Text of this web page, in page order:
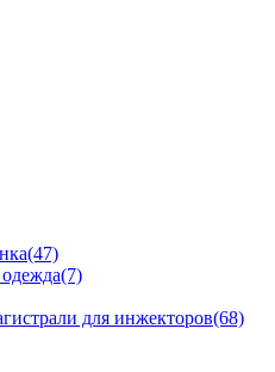
(47)
(7)
для инжекторов(68)